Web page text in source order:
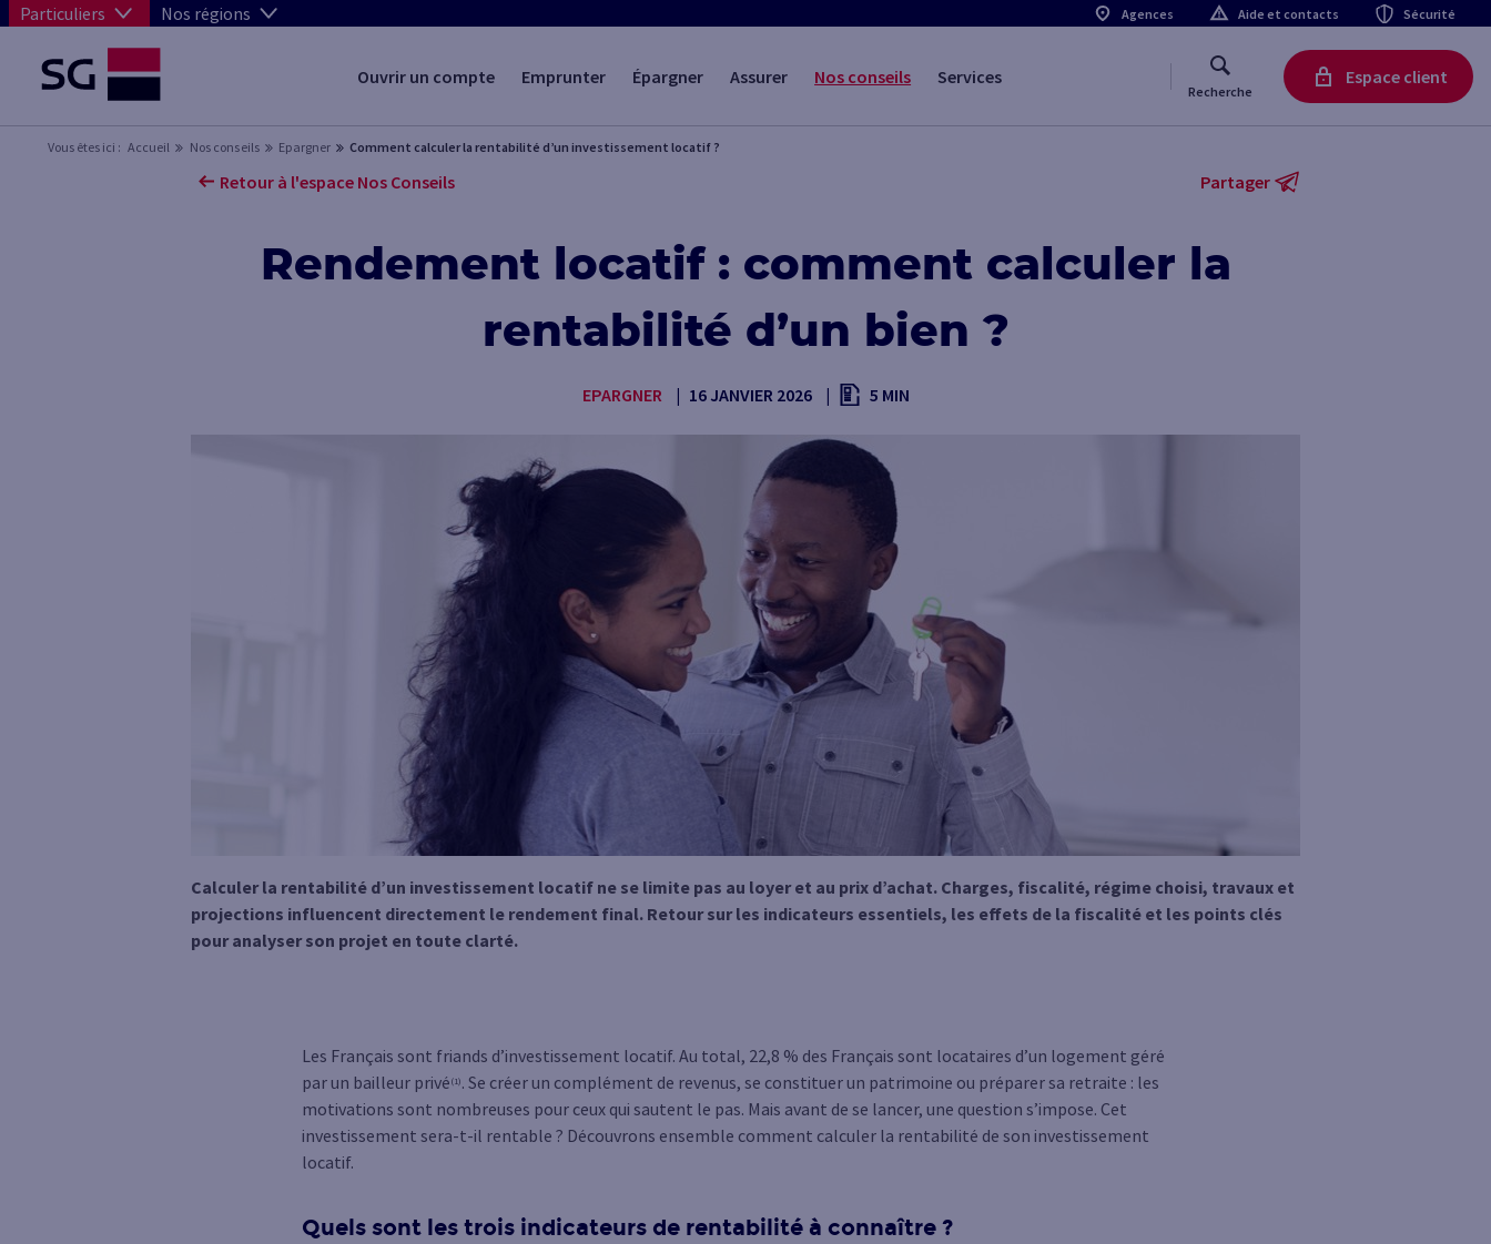
Particuliers Nos régions Agences Aide et contacts Sécurité
Ouvrir un compte Emprunter Épargner Assurer Nos conseils Services
Recherche
Espace client
Vous êtes ici : Accueil Nos conseils Epargner Comment calculer la rentabilité d’un investissement locatif ?
Retour à l'espace Nos Conseils Partager
Rendement locatif : comment calculer la
rentabilité d’un bien ?
EPARGNER 16 JANVIER 2026 5 MIN
Calculer la rentabilité d’un investissement locatif ne se limite pas au loyer et au prix d’achat. Charges, fiscalité, régime choisi, travaux et
projections influencent directement le rendement final. Retour sur les indicateurs essentiels, les effets de la fiscalité et les points clés
pour analyser son projet en toute clarté.
Les Français sont friands d’investissement locatif. Au total, 22,8 % des Français sont locataires d’un logement géré
par un bailleur privé (1) . Se créer un complément de revenus, se constituer un patrimoine ou préparer sa retraite : les
motivations sont nombreuses pour ceux qui sautent le pas. Mais avant de se lancer, une question s’impose. Cet
investissement sera-t-il rentable ? Découvrons ensemble comment calculer la rentabilité de son investissement
locatif.
Quels sont les trois indicateurs de rentabilité à connaître ?